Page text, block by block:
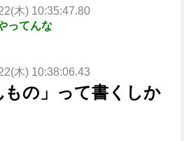
木) 10:35:47.80
ってんな
木) 10:38:06.43
の」って書くしか